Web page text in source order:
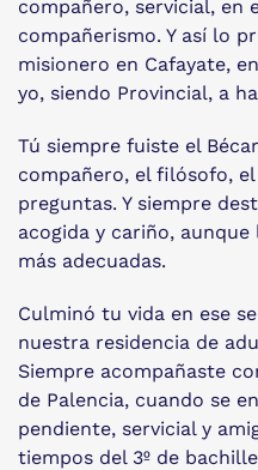
compañero, servicial, en
compañerismo. Y así lo
misionero en Cafayate,
yo, siendo Provincial, a
Tú siempre fuiste el
compañero, el filósofo,
preguntas. Y siempre
acogida y cariño,
más adecuadas.
Culminó tu vida en ese
nuestra residencia de
Siempre acompañaste
de Palencia, cuando se
pendiente, servicial y
tiempos del 3º de